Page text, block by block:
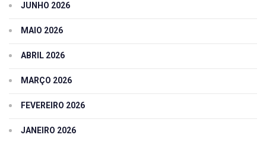
JUNHO 2026
MAIO 2026
ABRIL 2026
MARÇO 2026
FEVEREIRO 2026
JANEIRO 2026